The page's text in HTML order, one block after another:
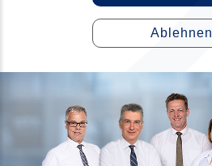
Ablehnen